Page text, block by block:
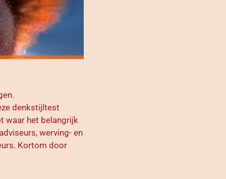
denkstijltest
waar het belangrijk
werving- en
Kortom door